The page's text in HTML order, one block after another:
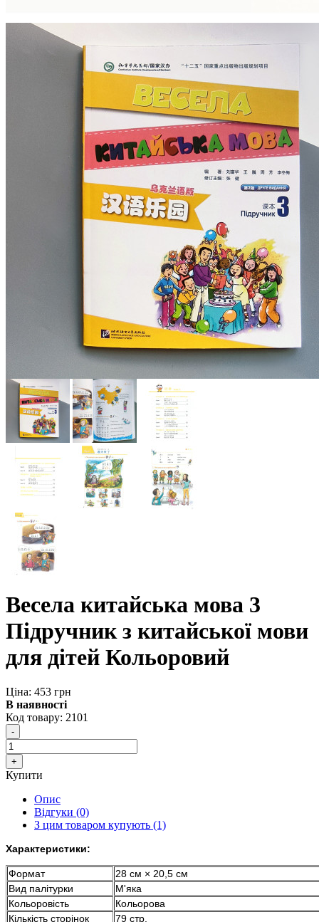
Весела китайська мова 3
Підручник з китайської мови
для дітей Кольоровий
Ціна: 453 грн
В наявності
Код товару: 2101
Купити
Опис
Відгуки (0)
З цим товаром купують (1)
Характеристики:
Формат
28 см × 20,5 см
Вид палітурки
М'яка
Кольоровість
Кольорова
Кількість сторінок
79 стр.